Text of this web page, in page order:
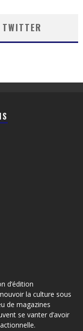
d’édition
la culture sous
de magazines
se vanter d’avoir